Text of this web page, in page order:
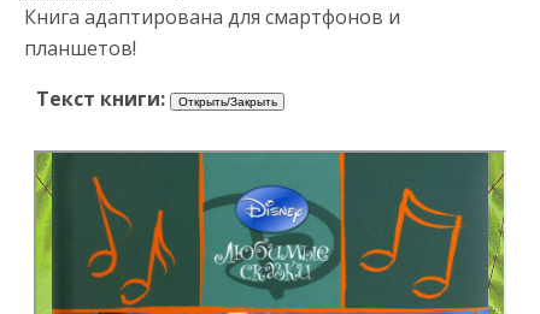
Книга адаптирована для смартфонов и
планшетов!
Текст книги: